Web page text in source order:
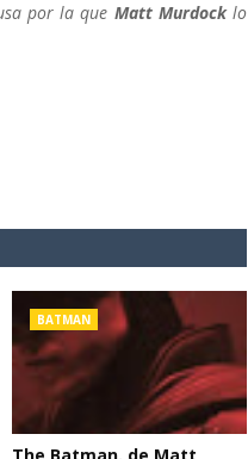
por la que Matt Murdocklo
BATMAN